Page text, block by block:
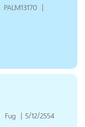
PALM13170 |
Fug | 5/12/2554